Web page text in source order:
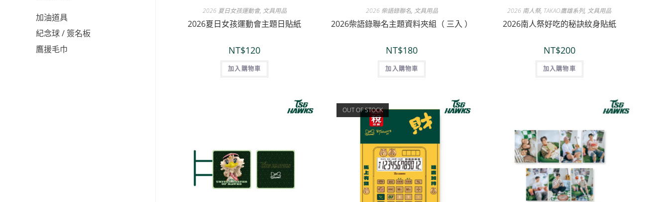
2026 夏日女孩運動會, 文具用品
2026夏日女孩運動會主題日貼紙
NT$120
加入購物車
2026 柴語錄聯名, 文具用品
2026柴語錄聯名主題資料夾組（ 三入 ）
NT$180
加入購物車
2026 南人祭, TAKAO鷹雄系列, 文具用品
2026南人祭好吃的秘訣紋身貼紙
NT$200
加入購物車
OUT OF STOCK
加油道具
紀念球 / 簽名板
鷹援毛巾